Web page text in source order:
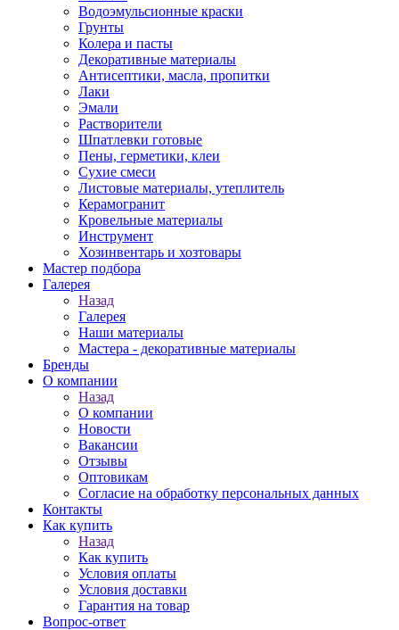
Водоэмульсионные краски
Грунты
Колера и пасты
Декоративные материалы
Антисептики, масла, пропитки
Лаки
Эмали
Растворители
Шпатлевки готовые
Пены, герметики, клеи
Сухие смеси
Листовые материалы, утеплитель
Керамогранит
Кровельные материалы
Инструмент
Хозинвентарь и хозтовары
Мастер подбора
Галерея
Назад
Галерея
Наши материалы
Мастера - декоративные материалы
Бренды
О компании
Назад
О компании
Новости
Вакансии
Отзывы
Оптовикам
Cогласие на обработку персональных данных
Контакты
Как купить
Назад
Как купить
Условия оплаты
Условия доставки
Гарантия на товар
Вопрос-ответ